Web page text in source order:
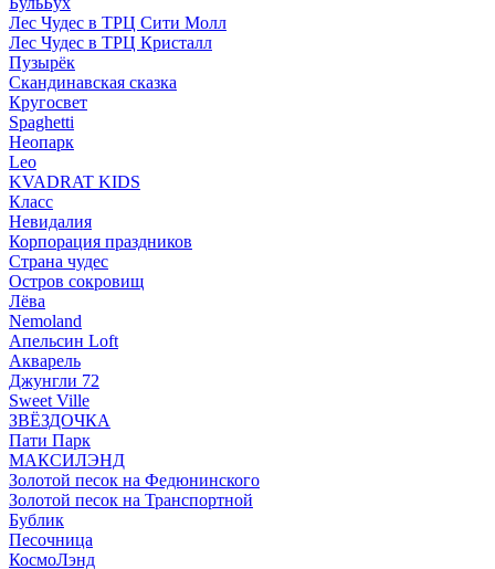
Лес Чудес в ТРЦ Сити Молл
Лес Чудес в ТРЦ Кристалл
Пузырëк
Скандинавская сказка
Кругосвет
Spaghetti
Неопарк
Leo
KVADRAT KIDS
Класс
Невидалия
Корпорация праздников
Страна чудес
Остров сокровищ
Лёва
Nemoland
Апельсин Loft
Акварель
Джунгли 72
Sweet Ville
ЗВЁЗДОЧКА
Пати Парк
МАКСИЛЭНД
Золотой песок на Федюнинского
Золотой песок на Транспортной
Бублик
Песочница
КосмоЛэнд